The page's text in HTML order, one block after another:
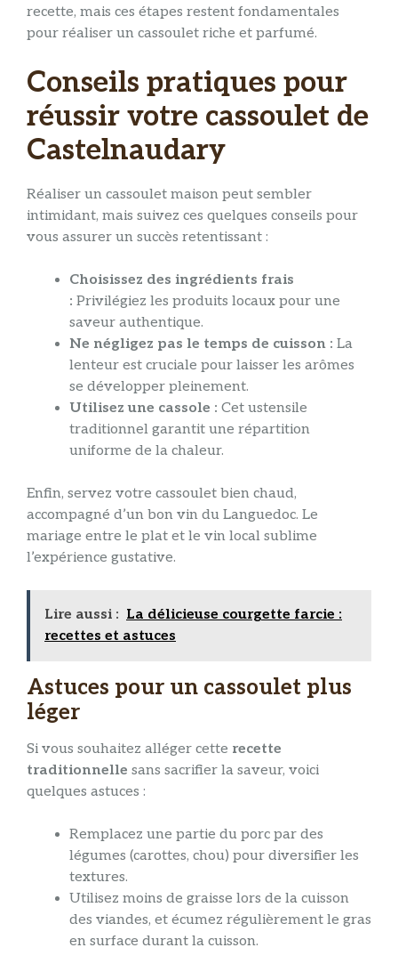
recette, mais ces étapes restent fondamentales
pour réaliser un cassoulet riche et parfumé.
Conseils pratiques pour
réussir votre cassoulet de
Castelnaudary
Réaliser un cassoulet maison peut sembler
intimidant, mais suivez ces quelques conseils pour
vous assurer un succès retentissant :
Choisissez des ingrédients frais
: Privilégiez les produits locaux pour une
saveur authentique.
Ne négligez pas le temps de cuisson : La
lenteur est cruciale pour laisser les arômes
se développer pleinement.
Utilisez une cassole : Cet ustensile
traditionnel garantit une répartition
uniforme de la chaleur.
Enfin, servez votre cassoulet bien chaud,
accompagné d’un bon vin du Languedoc. Le
mariage entre le plat et le vin local sublime
l’expérience gustative.
Lire aussi : La délicieuse courgette farcie :
recettes et astuces
Astuces pour un cassoulet plus
léger
Si vous souhaitez alléger cette recette
traditionnelle sans sacrifier la saveur, voici
quelques astuces :
Remplacez une partie du porc par des
légumes (carottes, chou) pour diversifier les
textures.
Utilisez moins de graisse lors de la cuisson
des viandes, et écumez régulièrement le gras
en surface durant la cuisson.